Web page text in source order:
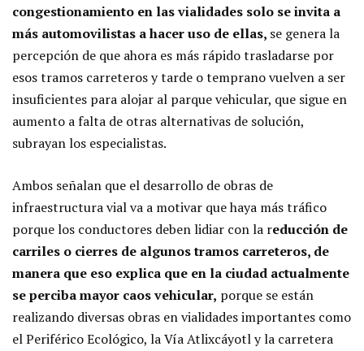
congestionamiento en las vialidades solo se invita a
más automovilistas a hacer uso de ellas, se genera la
percepción de que ahora es más rápido trasladarse por
esos tramos carreteros y tarde o temprano vuelven a ser
insuficientes para alojar al parque vehicular, que sigue en
aumento a falta de otras alternativas de solución,
subrayan los especialistas.
Ambos señalan que el desarrollo de obras de
infraestructura vial va a motivar que haya más tráfico
porque los conductores deben lidiar con la reducción de
carriles o cierres de algunos tramos carreteros, de
manera que eso explica que en la ciudad actualmente
se perciba mayor caos vehicular, porque se están
realizando diversas obras en vialidades importantes como
el Periférico Ecológico, la Vía Atlixcáyotl y la carretera